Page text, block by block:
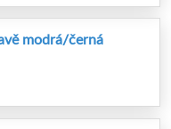
modrá/černá